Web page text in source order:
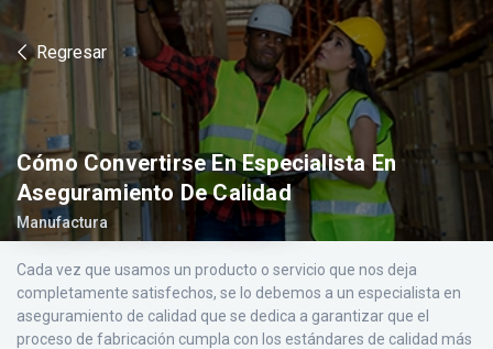
Regresar
Cómo Convertirse En Especialista En
Aseguramiento De Calidad
Manufactura
Cada vez que usamos un producto o servicio que nos deja
completamente satisfechos, se lo debemos a un especialista en
aseguramiento de calidad que se dedica a garantizar que el
proceso de fabricación cumpla con los estándares de calidad más